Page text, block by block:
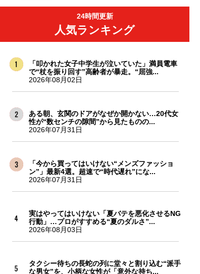
24時間更新
人気ランキング
「叩かれた女子中学生が泣いていた」満員電車
で“杖を振り回す”高齢者が暴走。“屈強...
2026年08月02日
ある朝、玄関のドアがなぜか開かない…20代女
性が“数センチの隙間”から見たものの...
2026年07月31日
「今から買ってはいけない“メンズファッショ
ン”」最新4選。超速で“時代遅れ”にな...
2026年07月31日
実はやってはいけない「夏バテを悪化させるNG
行動」…プロがすすめる“夏のダルさ”...
2026年08月03日
タクシー待ちの長蛇の列に堂々と割り込む“派手
な男女”を、小柄な女性が「意外な持ち...